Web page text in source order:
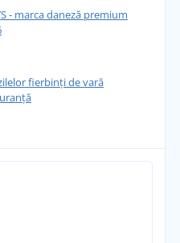
- marca daneză premium
fierbinți de vară